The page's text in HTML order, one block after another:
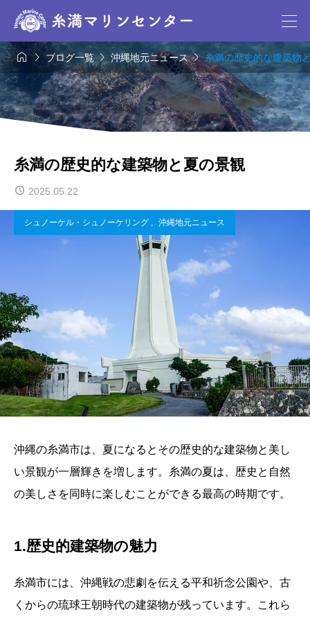
ブログ一覧沖縄地元ニュース糸満の歴史的な建築物
糸満の歴史的な建築物と夏の景観
2025.05.22
シュノーケル・シュノーケリング , 沖縄地元ニュース
沖縄の糸満市は、夏になるとその歴史的な建築物と美し
い景観が一層輝きを増します。糸満の夏は、歴史と自然
の美しさを同時に楽しむことができる最高の時期です。
1.歴史的建築物の魅力
糸満市には、沖縄戦の悲劇を伝える平和祈念公園や、古
くからの琉球王朝時代の建築物が残っています。これら